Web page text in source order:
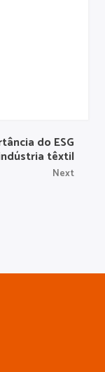
do ESG
têxtil
Next